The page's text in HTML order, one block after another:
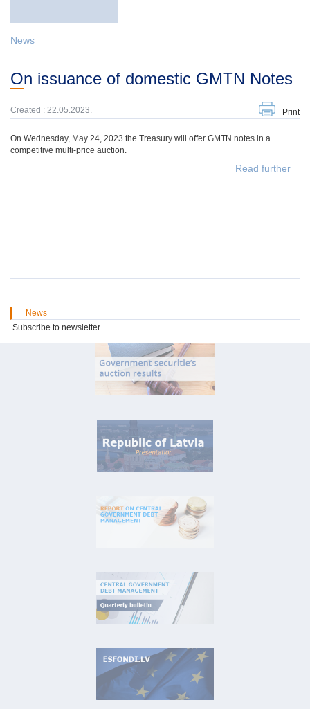
News
On issuance of domestic GMTN Notes
Created : 22.05.2023. Print
On Wednesday, May 24, 2023 the Treasury will offer GMTN notes in a
competitive multi-price auction.
Read further
News
Subscribe to newsletter